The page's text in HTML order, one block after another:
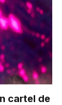
cartel de